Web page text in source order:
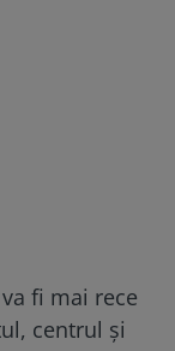
fi mai rece
centrul și